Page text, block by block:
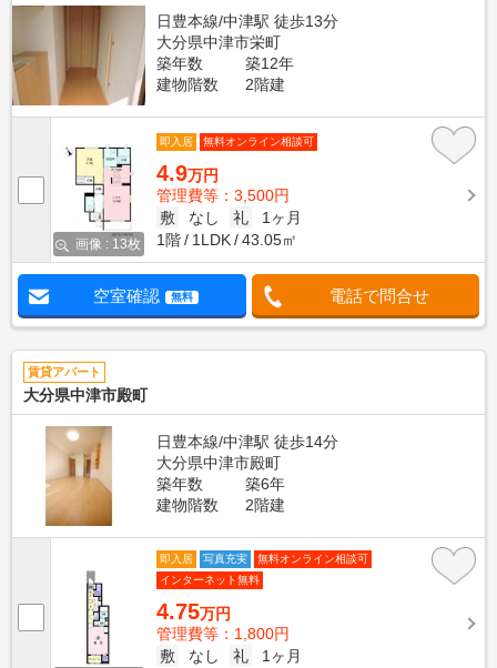
日豊本線/中津駅 徒歩13分
大分県中津市栄町
築年数
築12年
建物階数
2階建
画像 : 13枚
即入居 無料オンライン相談可
4.9万円
管理費等：3,500円
敷
なし 礼
1ヶ月
1階
1LDK 43.05㎡
空室確認 無料 電話で問合せ
賃貸アパート
大分県中津市殿町
日豊本線/中津駅 徒歩14分
大分県中津市殿町
築年数
築6年
建物階数
2階建
即入居 写真充実
無料オンライン相談可
インターネット無料
4.75万円
管理費等：1,800円
敷
なし 礼
1ヶ月